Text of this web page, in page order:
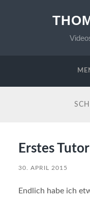
Erstes
30. APRIL 2015
Endlich habe ich